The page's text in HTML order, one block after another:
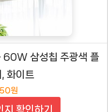
60W 삼성칩 주광색 플
화이트
원
확인하기